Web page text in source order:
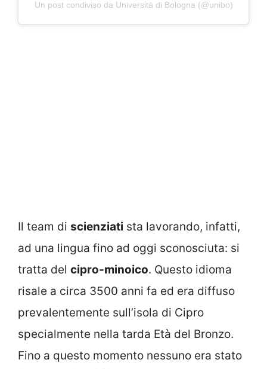
Un post condiviso da Università di Bologna (@unibo)
Il team di scienziati sta lavorando, infatti,
ad una lingua fino ad oggi sconosciuta: si
tratta del cipro-minoico. Questo idioma
risale a circa 3500 anni fa ed era diffuso
prevalentemente sull’isola di Cipro
specialmente nella tarda Età del Bronzo.
Fino a questo momento nessuno era stato